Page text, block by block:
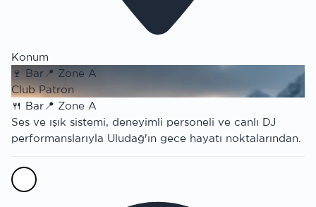
Konum
🍷 Bar 📍 Zone A
Club Patron
🍴 Bar📍 Zone A
Ses ve ışık sistemi, deneyimli personeli ve canlı DJ
performanslarıyla Uludağ'ın gece hayatı noktalarından.